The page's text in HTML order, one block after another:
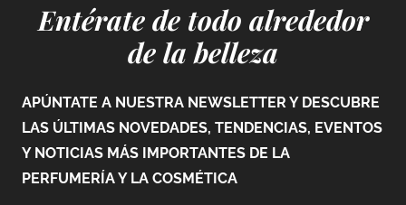
Entérate de todo alrededor
de la belleza
APÚNTATE A NUESTRA NEWSLETTER Y DESCUBRE
LAS ÚLTIMAS NOVEDADES, TENDENCIAS, EVENTOS
Y NOTICIAS MÁS IMPORTANTES DE LA
PERFUMERÍA Y LA COSMÉTICA